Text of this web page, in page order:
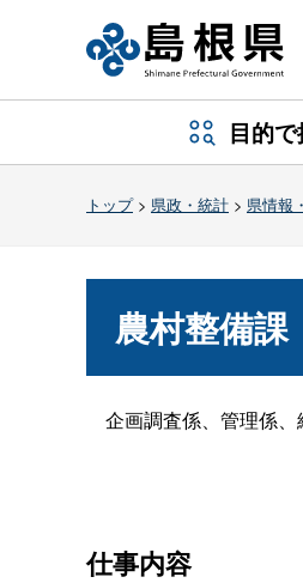
目的
トップ> 県政・統計 > 県情報
農村整備課
企画調査係、管理係、
仕事内容